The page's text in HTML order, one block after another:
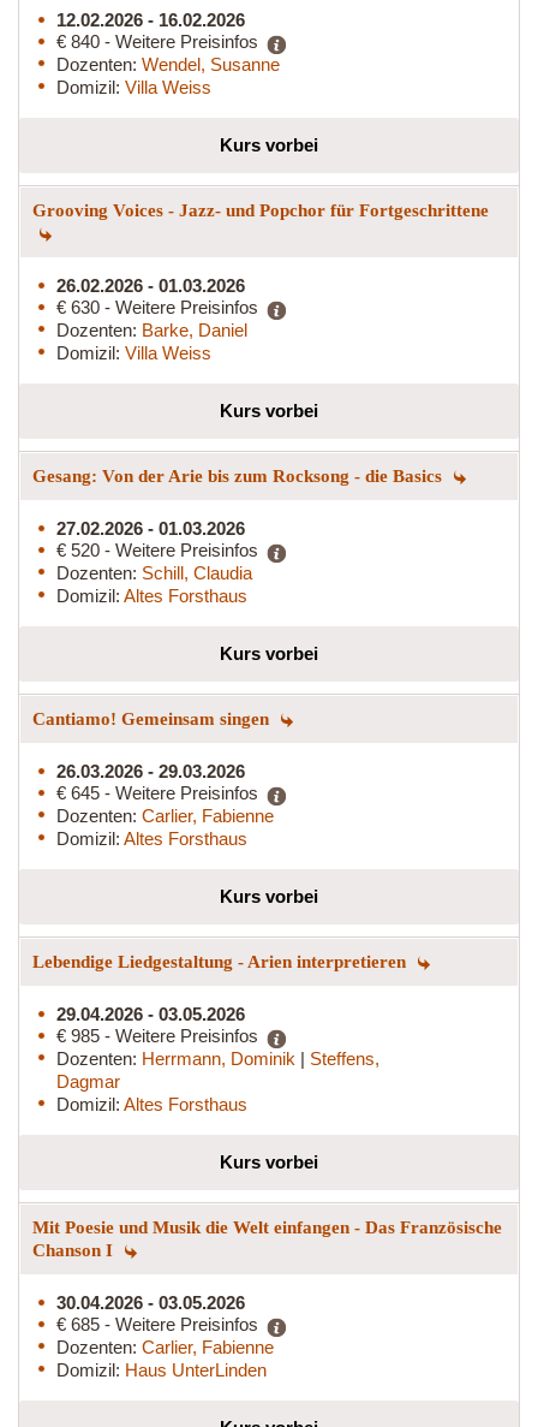
12.02.2026 - 16.02.2026
€ 840 - Weitere Preisinfos
Dozenten: Wendel, Susanne
Domizil: Villa Weiss
Kurs vorbei
Grooving Voices - Jazz- und Popchor für Fortgeschrittene
26.02.2026 - 01.03.2026
€ 630 - Weitere Preisinfos
Dozenten: Barke, Daniel
Domizil: Villa Weiss
Kurs vorbei
Gesang: Von der Arie bis zum Rocksong - die Basics
27.02.2026 - 01.03.2026
€ 520 - Weitere Preisinfos
Dozenten: Schill, Claudia
Domizil: Altes Forsthaus
Kurs vorbei
Cantiamo! Gemeinsam singen
26.03.2026 - 29.03.2026
€ 645 - Weitere Preisinfos
Dozenten: Carlier, Fabienne
Domizil: Altes Forsthaus
Kurs vorbei
Lebendige Liedgestaltung - Arien interpretieren
29.04.2026 - 03.05.2026
€ 985 - Weitere Preisinfos
Dozenten: Herrmann, Dominik | Steffens,
Dagmar
Domizil: Altes Forsthaus
Kurs vorbei
Mit Poesie und Musik die Welt einfangen - Das Französische
Chanson I
30.04.2026 - 03.05.2026
€ 685 - Weitere Preisinfos
Dozenten: Carlier, Fabienne
Domizil: Haus UnterLinden